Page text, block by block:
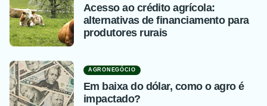
Acesso ao crédito agrícola:
alternativas de financiamento para
produtores rurais
AGRONEGÓCIO
Em baixa do dólar, como o agro é
impactado?